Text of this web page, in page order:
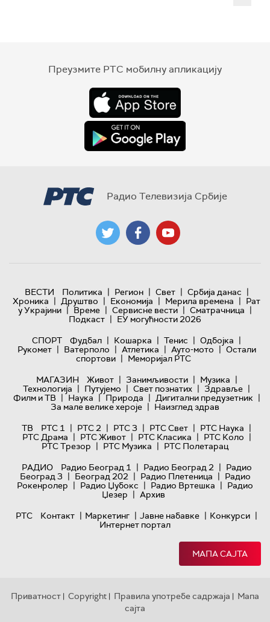
Преузмите РТС мобилну апликацију
Радио Телевизија Србије
ВЕСТИ Политика | Регион | Свет | Србија данас |
Хроника | Друштво | Економија | Мерила времена | Рат
у Украјини | Време | Сервисне вести | Сматрачница |
Подкаст | ЕУ могућности 2026
СПОРТ
Фудбал | Кошарка | Тенис | Одбојка |
Рукомет | Ватерполо | Атлетика | Ауто-мото | Остали
спортови | Меморијал РТС
МАГАЗИН
Живот | Занимљивости | Музика |
Технологијa | Путујемо | Свет познатих | Здравље |
Филм и ТВ | Наука | Природа | Дигитални предузетник |
За мале велике хероје | Наизглед здрав
ТВ
РТС 1 | РТС 2 | РТС 3 | РТС Свет | РТС Наука |
РТС Драма | РТС Живот | РТС Класика | РТС Коло |
РТС Трезор | РТС Музика | РТС Полетарац
РАДИО
Радио Београд 1 | Радио Београд 2 | Радио
Београд 3 | Београд 202 | Радио Плетеница | Радио
Рокенролер | Радио Џубокс | Радио Вртешка | Радио
Џезер | Архив
РТС
Контакт | Маркетинг | Јавне набавке | Конкурси |
Интернет портал
МАПА САЈТА
Приватност | Copyright | Правила употребе садржаја | Мапа
сајта